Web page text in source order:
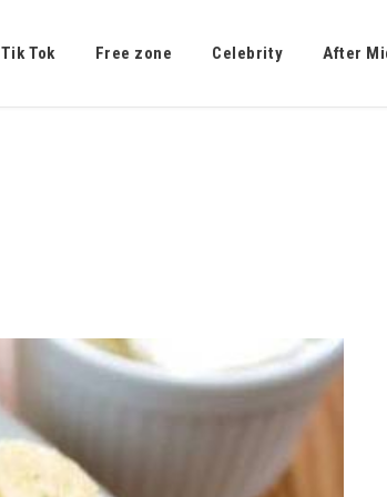
Tik Tok Free zone Celebrity After